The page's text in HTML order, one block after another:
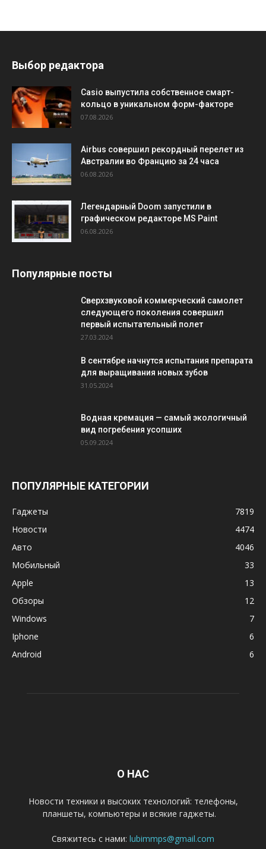
Выбор редактора
Casio выпустила собственное смарт-
кольцо в уникальном форм-факторе
07.08.2026
Airbus совершил рекордный перелет из
Австралии во Францию за 24 часа
06.08.2026
Легендарный Doom запустили в
графическом редакторе MS Paint
06.08.2026
Популярные посты
Сверхзвуковой коммерческий самолет
следующего поколения совершил
первый испытательный полет
27.03.2024
В сентябре начнутся испытания препарата
для выращивания новых зубов
31.05.2024
Водная кремация — самый экологичный
вид погребения усопших
05.09.2024
ПОПУЛЯРНЫЕ КАТЕГОРИИ
Гаджеты
7819
Новости
4474
Авто
4046
Мобильный
33
Apple
13
Обзоры
12
Windows
7
Iphone
6
Android
6
О НАС
Новости техники и высоких технологий: телефоны,
планшеты, компьютеры и всякие гаджеты.
Свяжитесь с нами: lubimmps@gmail.com